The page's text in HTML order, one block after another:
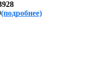
(подробнее)